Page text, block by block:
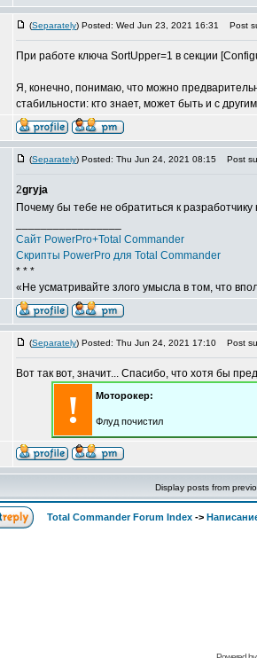
(Separately) Posted: Wed Jun 23, 2021 16:31 Post
При работе ключа SortUpper=1 в секции
Я, конечно, понимаю, что можно
стабильности: кто знает, может быть и с
(Separately) Posted: Thu Jun 24, 2021 08:15 Post
2gryja
Почему бы тебе не обратиться к
Сайт PowerPro+Total Commander
Скрипты PowerPro для Total Commander
* * *
«Не усматривайте злого умысла в том, что
(Separately) Posted: Thu Jun 24, 2021 17:10 Post
Вот так вот, значит... Спасибо, что хотя бы
! Моторокер:
Флуд почистил
Display posts from
Total Commander Forum Index ->